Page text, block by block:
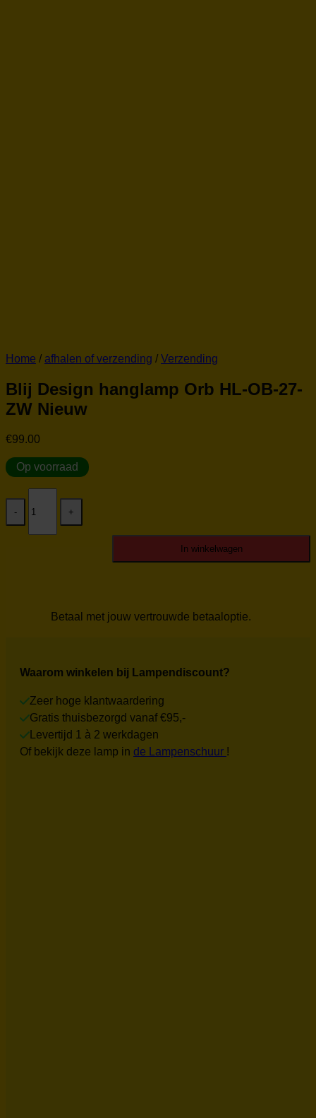
Home / afhalen of verzending / Verzending
Blij Design hanglamp Orb HL-OB-27-
ZW Nieuw
€99.00
Op voorraad
Design
hanglamp
Orb
In winkelwagen
Betaal met jouw vertrouwde betaaloptie.
Waarom winkelen bij Lampendiscount?
Zeer hoge klantwaardering
Gratis thuisbezorgd vanaf €95,-
Levertijd 1 à 2 werkdagen
Of bekijk deze lamp in de Lampenschuur !